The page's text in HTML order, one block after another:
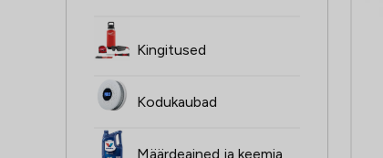
Kingitused
Kodukaubad
Määrdeained ja keemia